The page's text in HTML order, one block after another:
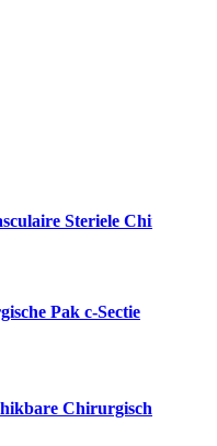
Steriele
Pak c-Sectie
Chirurgische